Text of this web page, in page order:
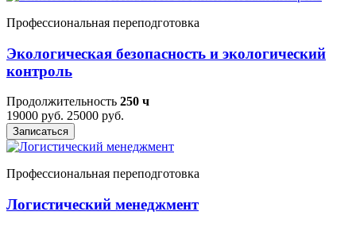
Профессиональная переподготовка
Экологическая безопасность и экологический
контроль
Продолжительность 250 ч
19000 руб. 25000 руб.
Записаться
Профессиональная переподготовка
Логистический менеджмент